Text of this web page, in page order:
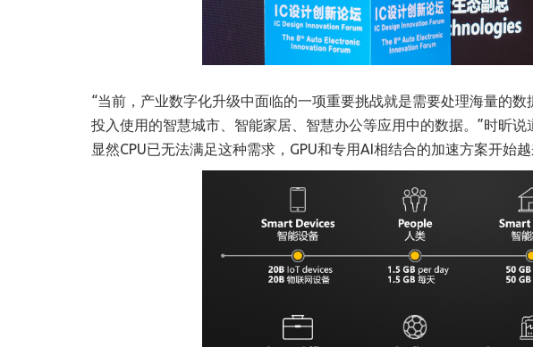
“当前，产业数字化升级中面临的一项重要挑战就是需要处理海量的
投入使用的智慧城市、智能家居、智慧办公等应用中的数据。”时昕
显然CPU已无法满足这种需求，GPU和专用AI相结合的加速方案开始越